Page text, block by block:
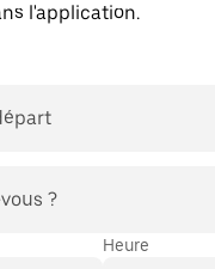
l'application.
?
Heure